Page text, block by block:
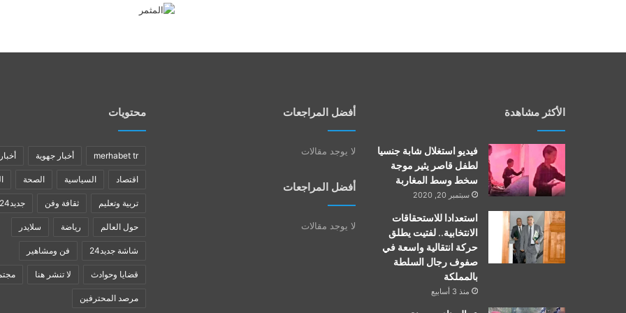
الأكثر مشاهدة
فيديو استغلال شابة جنسيا
لطفل قاصر يثير موجة
سخط وسط المغاربة
سبتمبر 20, 2020
استعدادا للاستحقاقات
الانتخابية.. لفتيت يطلق
حركة انتقالية واسعة في
صفوف رجال السلطة
بالمملكة
منذ 3 أسابيع
أفضل المراجعات
لا يوجد مقالات
أفضل المراجعات
لا يوجد مقالات
محتويات
merhabet tr أخبار جهوية
اقتصاد السياسية الصحة
تربية وتعليم ثقافة وفن جديد24
حول العالم رياضة سلايدر
شاشة جديد24 فن ومشاهير
قضايا وحوادث لا تنشر هنا
مرصد المحترفين